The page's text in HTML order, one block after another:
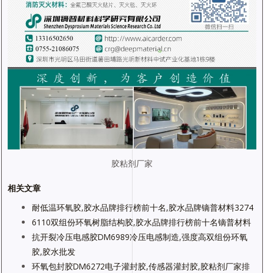
胶粘剂厂家
相关文章
耐低温环氧胶,胶水品牌排行榜前十名,胶水品牌镝普材料3274
6110双组份环氧树脂结构胶,胶水品牌排行榜前十名镝普材料
抗开裂冷压电感胶DM6989冷压电感制造,强度高双组份环氧
胶,胶水批发
环氧包封胶DM6272电子灌封胶,传感器灌封胶,胶粘剂厂家排